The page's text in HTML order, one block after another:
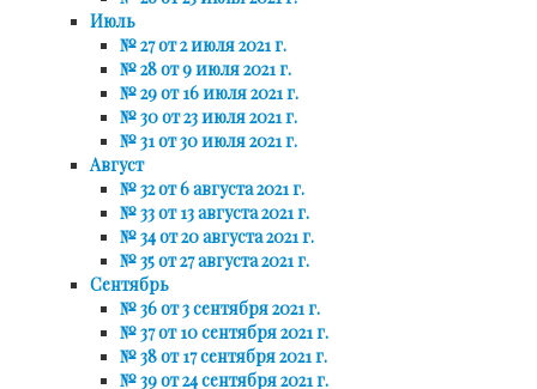
Июль
№ 27 от 2 июля 2021 г.
№ 28 от 9 июля 2021 г.
№ 29 от 16 июля 2021 г.
№ 30 от 23 июля 2021 г.
№ 31 от 30 июля 2021 г.
Август
№ 32 от 6 августа 2021 г.
№ 33 от 13 августа 2021 г.
№ 34 от 20 августа 2021 г.
№ 35 от 27 августа 2021 г.
Сентябрь
№ 36 от 3 сентября 2021 г.
№ 37 от 10 сентября 2021 г.
№ 38 от 17 сентября 2021 г.
№ 39 от 24 сентября 2021 г.